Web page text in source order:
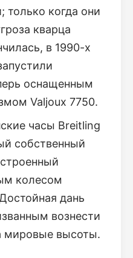
только когда они
кварца
в 1990-х
оснащенным
Valjoux 7750.
часы Breitling
собственный
колесом
дань
вознести
мировые высоты.